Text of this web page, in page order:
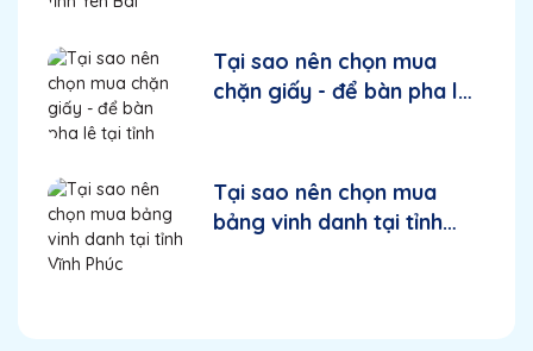
Tại sao nên chọn mua
chặn giấy - để bàn pha lê
Tại sao nên chọn mua
bảng vinh danh tại tỉnh